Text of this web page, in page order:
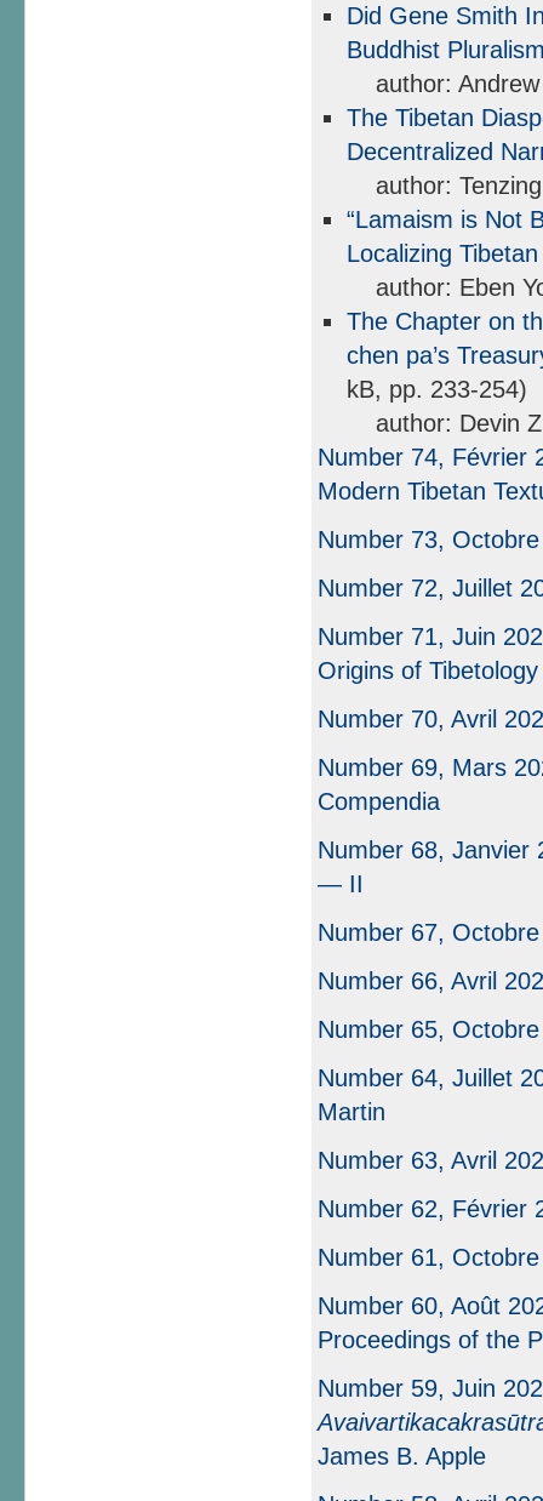
Did Gene Smith
Buddhist
author: Andrew
The Tibetan
Decentralized
author: Tenzing
“Lamaism is Not
Localizing
author: Eben
The Chapter on
chen pa’s
kB, pp. 233-254)
author: Devin
Number 74, Février
Modern Tibetan
Number 73,
Number 72, Juillet
Number 71, Juin
Origins of Tibetology
Number 70, Avril
Number 69, Mars
Compendia
Number 68, Janvier
— II
Number 67,
Number 66, Avril
Number 65,
Number 64, Juillet
Martin
Number 63, Avril
Number 62, Février
Number 61,
Number 60, Août
Proceedings of the
Number 59, Juin
James B. Apple